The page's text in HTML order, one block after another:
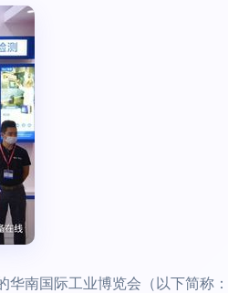
南国际工业博览会（以下简称